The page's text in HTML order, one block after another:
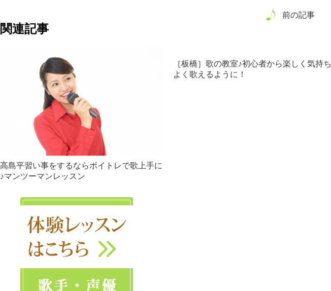
前の記事
関連記事
高島平習い事をするならボイトレで歌上手に
♪マンツーマンレッスン
［板橋］歌の教室♪初心者から楽しく気持ち
よく歌えるように！